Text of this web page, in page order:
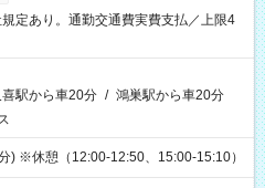
定あり。通勤交通費実費支払／上限4
喜駅から車20分 / 鴻巣駅から車20分
) ※休憩（12:00-12:50、15:00-15:10）